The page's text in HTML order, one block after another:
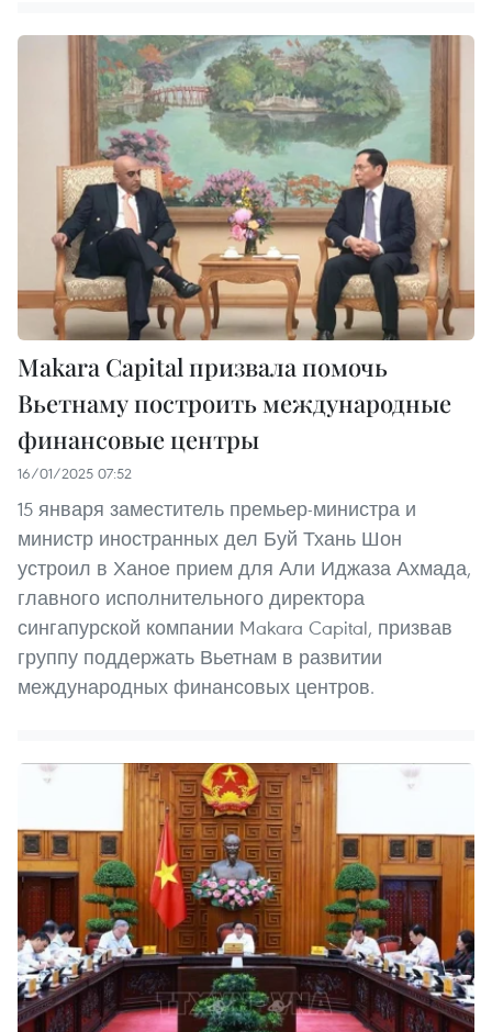
Makara Capital призвала помочь
Вьетнаму построить международные
финансовые центры
16/01/2025 07:52
15 января заместитель премьер-министра и
министр иностранных дел Буй Тхань Шон
устроил в Ханое прием для Али Иджаза Ахмада,
главного исполнительного директора
сингапурской компании Makara Capital, призвав
группу поддержать Вьетнам в развитии
международных финансовых центров.